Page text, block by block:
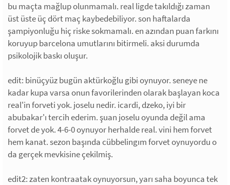
bu maçta mağlup olunmamalı. real ligde takıldığı zaman
üst üste üç dört maç kaybedebiliyor. son haftalarda
şampiyonluğu hiç riske sokmamalı. en azından puan farkını
koruyup barcelona umutlarını bitirmeli. aksi durumda
psikolojik baskı oluşur.
edit: binüçyüz bugün aktürkoğlu gibi oynuyor. seneye ne
kadar kupa varsa onun favorilerinden olarak başlayan koca
real'in forveti yok. joselu nedir. icardi, dzeko, iyi bir
abubakar'ı tercih ederim. şuan joselu oyunda değil ama
forvet de yok. 4-6-0 oynuyor herhalde real. vini hem forvet
hem kanat. sezon başında cübbelingım forvet oynuyordu o
da gerçek mevkisine çekilmiş.
edit2: zaten kontraatak oynuyorsun, yarı saha boyunca tek